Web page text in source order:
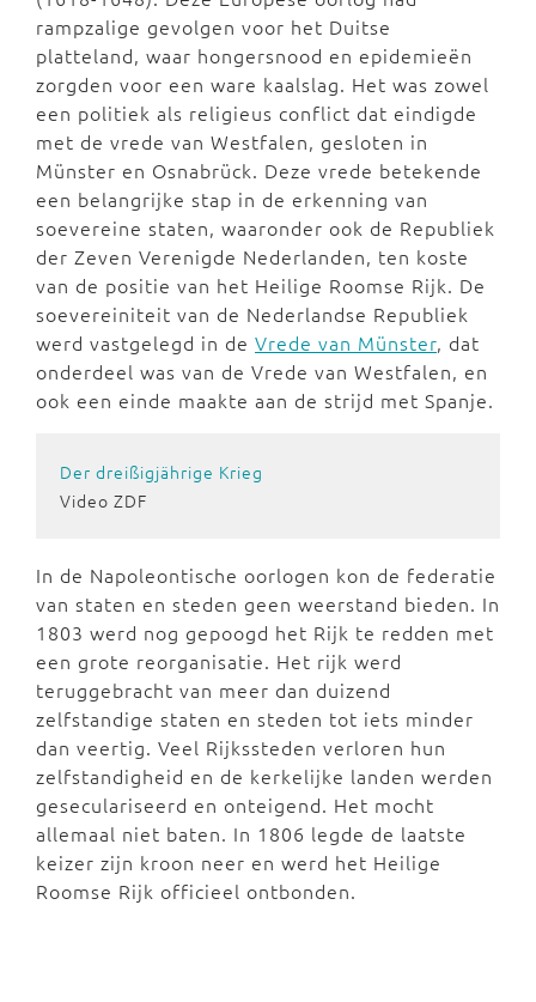
rampzalige gevolgen voor het Duitse
platteland, waar hongersnood en epidemieën
zorgden voor een ware kaalslag. Het was zowel
een politiek als religieus conflict dat eindigde
met de vrede van Westfalen, gesloten in
Münster en Osnabrück. Deze vrede betekende
een belangrijke stap in de erkenning van
soevereine staten, waaronder ook de Republiek
der Zeven Verenigde Nederlanden, ten koste
van de positie van het Heilige Roomse Rijk. De
soevereiniteit van de Nederlandse Republiek
werd vastgelegd in de Vrede van Münster, dat
onderdeel was van de Vrede van Westfalen, en
ook een einde maakte aan de strijd met Spanje.
Der dreißigjährige Krieg
Video ZDF
In de Napoleontische oorlogen kon de federatie
van staten en steden geen weerstand bieden. In
1803 werd nog gepoogd het Rijk te redden met
een grote reorganisatie. Het rijk werd
teruggebracht van meer dan duizend
zelfstandige staten en steden tot iets minder
dan veertig. Veel Rijkssteden verloren hun
zelfstandigheid en de kerkelijke landen werden
geseculariseerd en onteigend. Het mocht
allemaal niet baten. In 1806 legde de laatste
keizer zijn kroon neer en werd het Heilige
Roomse Rijk officieel ontbonden.